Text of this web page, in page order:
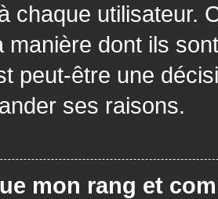
chaque utilisateur.
manière dont ils
peut-être une
ses raisons.
mon rang et